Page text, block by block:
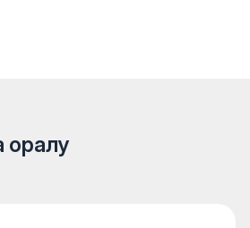
сентября, а
оралу